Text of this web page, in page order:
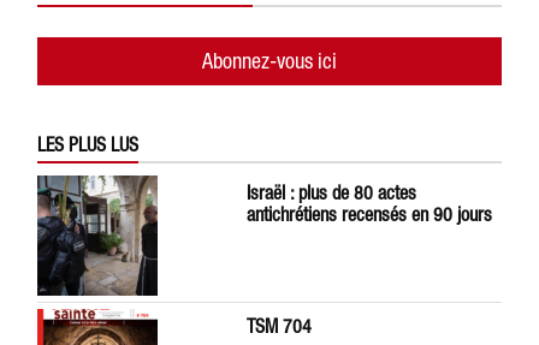
Abonnez-vous ici
LES PLUS LUS
Israël : plus de 80 actes
antichrétiens recensés en 90 jours
TSM 704